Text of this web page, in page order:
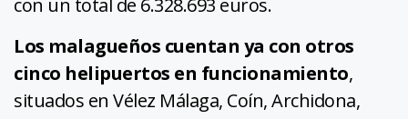
con un total de 6.328.693 euros.
Los malagueños cuentan ya con otros
cinco helipuertos en funcionamiento,
situados en Vélez Málaga, Coín, Archidona,